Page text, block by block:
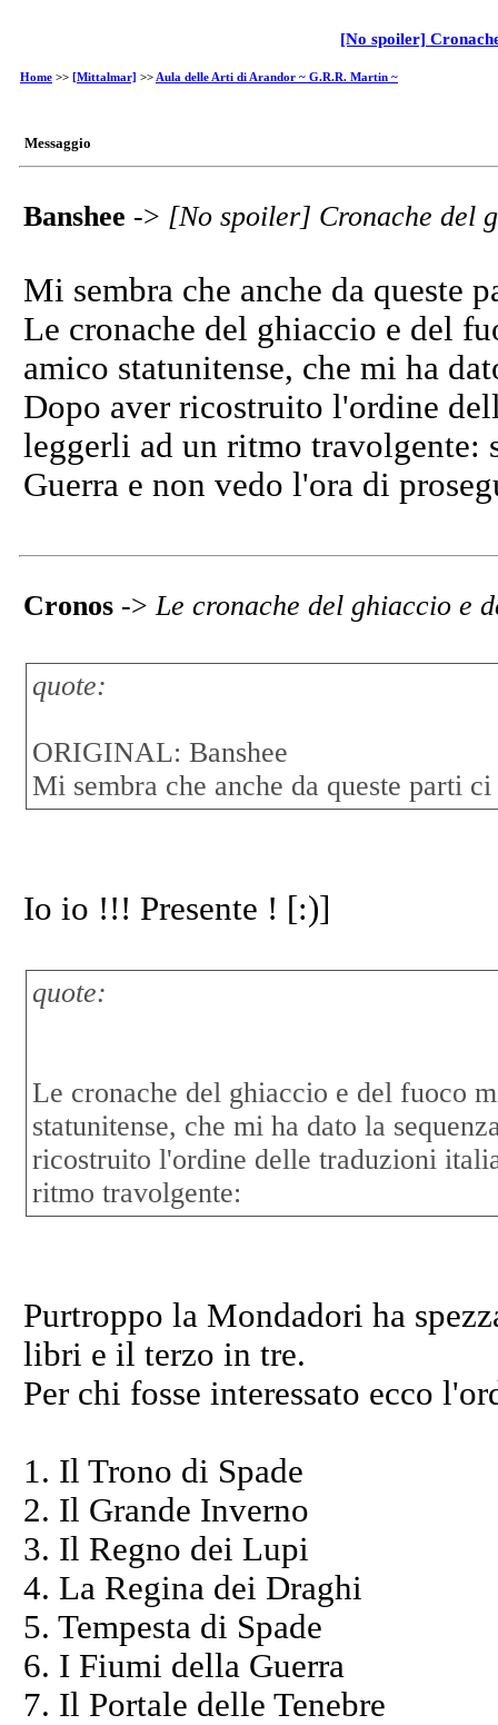
[No spoiler]
Home >> [Mittalmar] >> Aula delle Arti di Arandor ~ G.R.R. Martin ~
Messaggio
Banshee -> [No spoiler] Cronache del
Mi sembra che anche da queste
Le cronache del ghiaccio e del
amico statunitense, che mi ha
Dopo aver ricostruito l'ordine
leggerli ad un ritmo travolgente:
Guerra e non vedo l'ora di
Cronos ->Le cronache del ghiaccio e
quote:
ORIGINAL: Banshee
Mi sembra che anche da queste parti
Io io !!! Presente ! [:)]
quote:
Le cronache del ghiaccio e del fuoco
statunitense, che mi ha dato la
ricostruito l'ordine delle traduzioni
ritmo travolgente:
Purtroppo la Mondadori ha
libri e il terzo in tre.
Per chi fosse interessato ecco
1. Il Trono di Spade
2. Il Grande Inverno
3. Il Regno dei Lupi
4. La Regina dei Draghi
5. Tempesta di Spade
6. I Fiumi della Guerra
7. Il Portale delle Tenebre